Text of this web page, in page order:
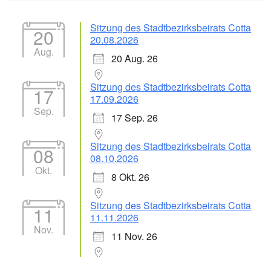
20
Aug.
Sitzung des Stadtbezirksbeirats Cotta
20.08.2026
20 Aug. 26
17
Sep.
Sitzung des Stadtbezirksbeirats Cotta
17.09.2026
17 Sep. 26
08
Okt.
Sitzung des Stadtbezirksbeirats Cotta
08.10.2026
8 Okt. 26
11
Nov.
Sitzung des Stadtbezirksbeirats Cotta
11.11.2026
11 Nov. 26